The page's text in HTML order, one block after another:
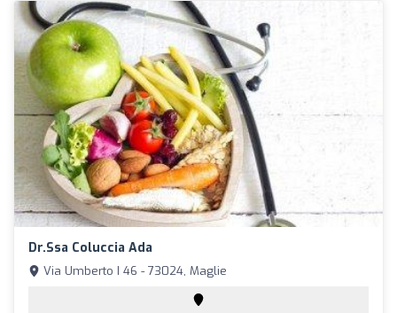
Dr.ssa Coluccia Ada
Via Umberto I 46 - 73024, Maglie